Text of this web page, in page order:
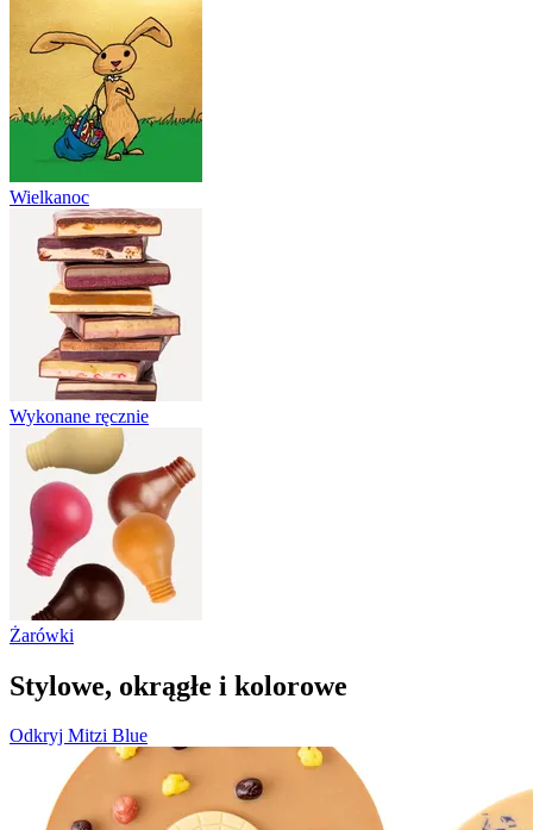
Wielkanoc
Wykonane ręcznie
Żarówki
Stylowe, okrągłe i kolorowe
Odkryj Mitzi Blue